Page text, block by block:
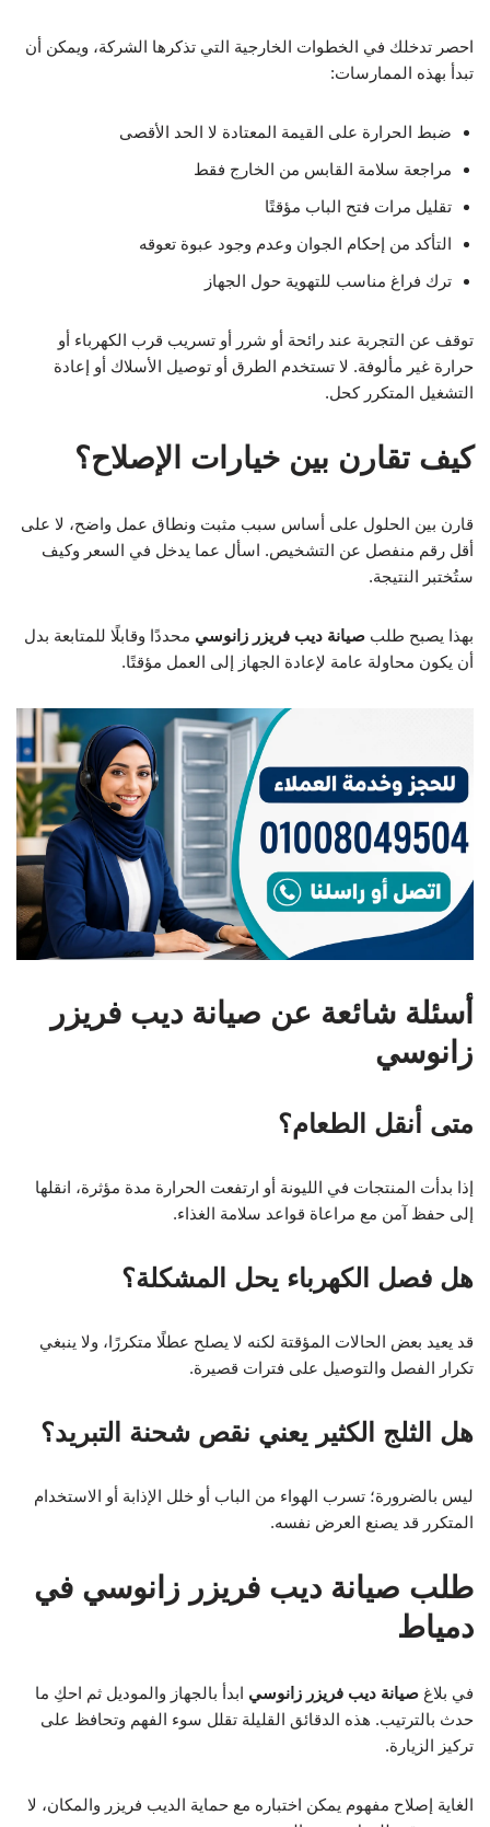
احصر تدخلك في الخطوات الخارجية التي تذكرها الشركة، ويمكن أن
تبدأ بهذه الممارسات:
ضبط الحرارة على القيمة المعتادة لا الحد الأقصى
مراجعة سلامة القابس من الخارج فقط
تقليل مرات فتح الباب مؤقتًا
التأكد من إحكام الجوان وعدم وجود عبوة تعوقه
ترك فراغ مناسب للتهوية حول الجهاز
توقف عن التجربة عند رائحة أو شرر أو تسريب قرب الكهرباء أو
حرارة غير مألوفة. لا تستخدم الطرق أو توصيل الأسلاك أو إعادة
التشغيل المتكرر كحل.
كيف تقارن بين خيارات الإصلاح؟
قارن بين الحلول على أساس سبب مثبت ونطاق عمل واضح، لا على
أقل رقم منفصل عن التشخيص. اسأل عما يدخل في السعر وكيف
ستُختبر النتيجة.
بهذا يصبح طلب صيانة ديب فريزر زانوسي محددًا وقابلًا للمتابعة بدل
أن يكون محاولة عامة لإعادة الجهاز إلى العمل مؤقتًا.
أسئلة شائعة عن صيانة ديب فريزر
زانوسي
متى أنقل الطعام؟
إذا بدأت المنتجات في الليونة أو ارتفعت الحرارة مدة مؤثرة، انقلها
إلى حفظ آمن مع مراعاة قواعد سلامة الغذاء.
هل فصل الكهرباء يحل المشكلة؟
قد يعيد بعض الحالات المؤقتة لكنه لا يصلح عطلًا متكررًا، ولا ينبغي
تكرار الفصل والتوصيل على فترات قصيرة.
هل الثلج الكثير يعني نقص شحنة التبريد؟
ليس بالضرورة؛ تسرب الهواء من الباب أو خلل الإذابة أو الاستخدام
المتكرر قد يصنع العرض نفسه.
طلب صيانة ديب فريزر زانوسي في
دمياط
في بلاغ صيانة ديب فريزر زانوسي ابدأ بالجهاز والموديل ثم احكِ ما
حدث بالترتيب. هذه الدقائق القليلة تقلل سوء الفهم وتحافظ على
تركيز الزيارة.
الغاية إصلاح مفهوم يمكن اختباره مع حماية الديب فريزر والمكان، لا